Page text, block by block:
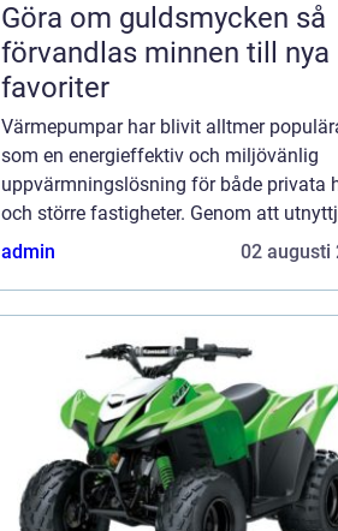
Göra om guldsmycken så
förvandlas minnen till nya
favoriter
Värmepumpar har blivit alltmer
som en energieffektiv och miljövänlig
uppvärmningslösning för både privata
och större fastigheter. Genom att
förnybara energikällor som jorde...
admin 02 augusti